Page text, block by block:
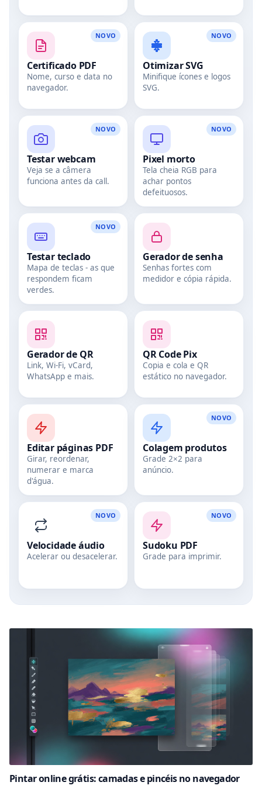
NOVO
Certificado PDF
Nome, curso e data no
navegador.
NOVO
Otimizar SVG
Minifique ícones e logos
SVG.
NOVO
Testar webcam
Veja se a câmera
funciona antes da call.
NOVO
Pixel morto
Tela cheia RGB para
achar pontos
defeituosos.
NOVO
Testar teclado
Mapa de teclas - as que
respondem ficam
verdes.
Gerador de senha
Senhas fortes com
medidor e cópia rápida.
Gerador de QR
Link, Wi‑Fi, vCard,
WhatsApp e mais.
QR Code Pix
Copia e cola e QR
estático no navegador.
Editar páginas PDF
Girar, reordenar,
numerar e marca
d'água.
NOVO
Colagem produtos
Grade 2×2 para
anúncio.
NOVO
Velocidade áudio
Acelerar ou desacelerar.
NOVO
Sudoku PDF
Grade para imprimir.
Pintar online grátis: camadas e pincéis no navegador